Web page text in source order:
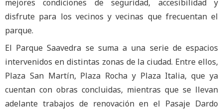
mejores condiciones de seguridad, accesibilidad y
disfrute para los vecinos y vecinas que frecuentan el
parque.
El Parque Saavedra se suma a una serie de espacios
intervenidos en distintas zonas de la ciudad. Entre ellos,
Plaza San Martín, Plaza Rocha y Plaza Italia, que ya
cuentan con obras concluidas, mientras que se llevan
adelante trabajos de renovación en el Pasaje Dardo